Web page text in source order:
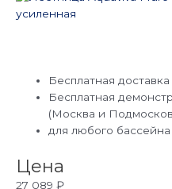
Бесплатная
Бесплатная
(Москва и
для любого бассейна
Цена
27 089 ₽